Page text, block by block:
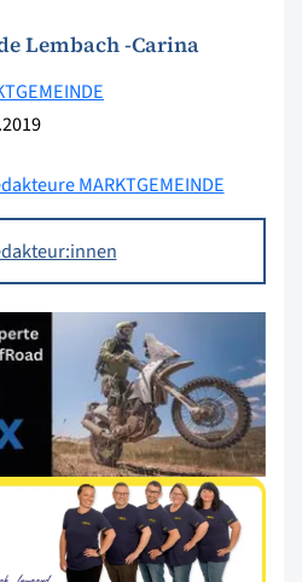
Lembach -Carina
MARKTGEMEINDE